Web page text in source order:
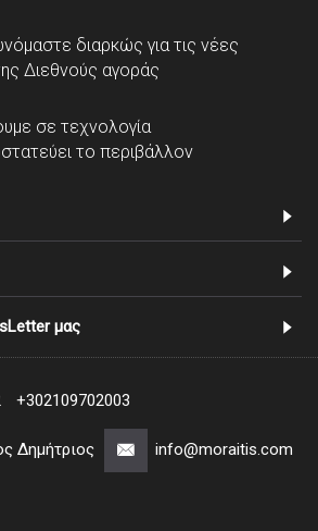
διαρκώς για τις νέες
Διεθνούς αγοράς
σε τεχνολογία
το περιβάλλον
μας
+302109702003
Δημήτριος info@moraitis.com